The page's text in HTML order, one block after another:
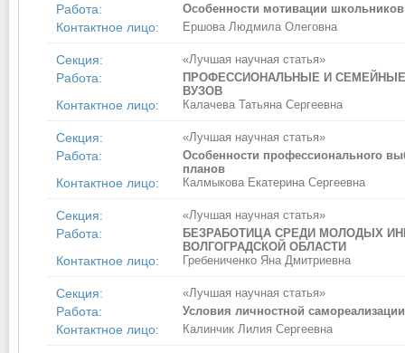
Работа: Особенности мотивации
Контактное лицо: Ершова Людмила Олеговна
Секция: «Лучшая научная статья»
Работа:
ПРОФЕССИОНАЛЬНЫЕ И
ВУЗОВ
Контактное лицо: Калачева Татьяна Сергеевна
Секция: «Лучшая научная статья»
Работа:
Особенности профессионального
планов
Контактное лицо: Калмыкова Екатерина Сергеевна
Секция: «Лучшая научная статья»
Работа:
БЕЗРАБОТИЦА СРЕДИ МОЛОДЫХ
ВОЛГОГРАДСКОЙ ОБЛАСТИ
Контактное лицо: Гребениченко Яна Дмитриевна
Секция: «Лучшая научная статья»
Работа: Условия личностной
Контактное лицо: Калинчик Лилия Сергеевна